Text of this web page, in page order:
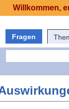
Fragen
Willkommen,